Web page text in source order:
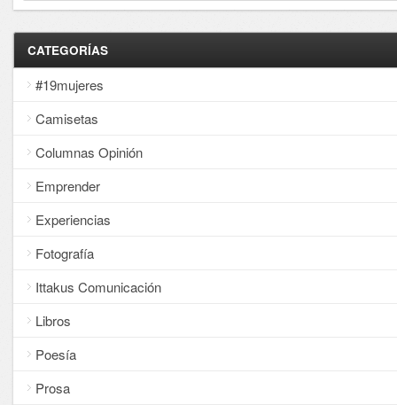
CATEGORÍAS
#19mujeres
Camisetas
Columnas Opinión
Emprender
Experiencias
Fotografía
Ittakus Comunicación
Libros
Poesía
Prosa